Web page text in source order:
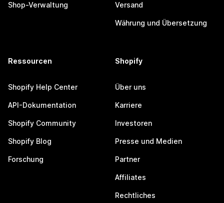
Shop-Verwaltung Versand
Währung und Übersetzung
Ressourcen
Shopify Help Center
API-Dokumentation
Shopify Community
Shopify Blog
Forschung
Shopify
Über uns
Karriere
Investoren
Presse und Medien
Partner
Affiliates
Rechtliches